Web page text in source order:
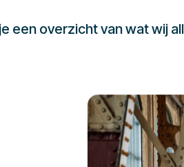
een overzicht van wat wij